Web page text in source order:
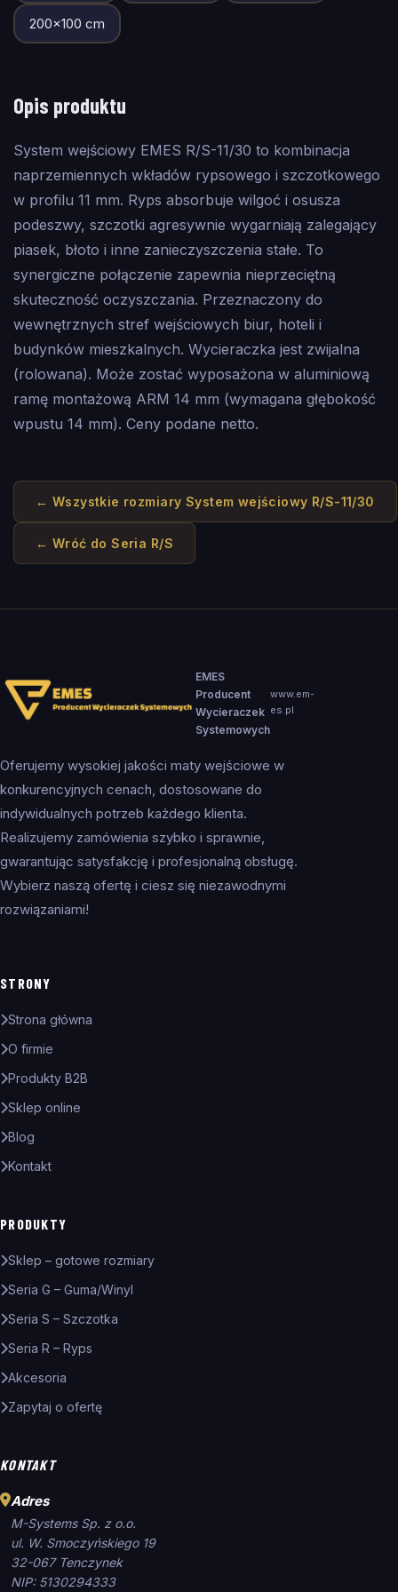
200×100 cm
Opis produktu
System wejściowy EMES R/S-11/30 to kombinacja
naprzemiennych wkładów rypsowego i szczotkowego
w profilu 11 mm. Ryps absorbuje wilgoć i osusza
podeszwy, szczotki agresywnie wygarniają zalegający
piasek, błoto i inne zanieczyszczenia stałe. To
synergiczne połączenie zapewnia nieprzeciętną
skuteczność oczyszczania. Przeznaczony do
wewnętrznych stref wejściowych biur, hoteli i
budynków mieszkalnych. Wycieraczka jest zwijalna
(rolowana). Może zostać wyposażona w aluminiową
ramę montażową ARM 14 mm (wymagana głębokość
wpustu 14 mm). Ceny podane netto.
← Wszystkie rozmiary System wejściowy R/S-11/30
← Wróć doSeria R/S
EMES
Producent
Wycieraczek
Systemowych
www.em-
es.pl
Oferujemy wysokiej jakości maty wejściowe w
konkurencyjnych cenach, dostosowane do
indywidualnych potrzeb każdego klienta.
Realizujemy zamówienia szybko i sprawnie,
gwarantując satysfakcję i profesjonalną obsługę.
Wybierz naszą ofertę i ciesz się niezawodnymi
rozwiązaniami!
STRONY
Strona główna
O firmie
Produkty B2B
Sklep online
Blog
Kontakt
PRODUKTY
Sklep – gotowe rozmiary
Seria G – Guma/Winyl
Seria S – Szczotka
Seria R – Ryps
Akcesoria
Zapytaj o ofertę
KONTAKT
Adres
M-Systems Sp. z o.o.
ul. W. Smoczyńskiego 19
32-067 Tenczynek
NIP: 5130294333